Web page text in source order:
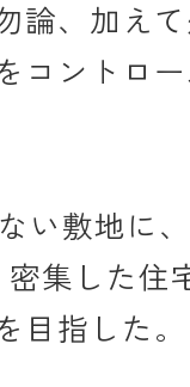
論、加え
コントロ
い敷地に
集した住
目指した。